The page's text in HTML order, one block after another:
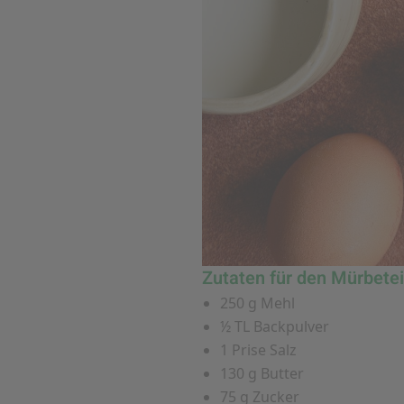
Zutaten für den
250 g Mehl
½ TL Backpulver
1 Prise Salz
130 g Butter
75 g Zucker